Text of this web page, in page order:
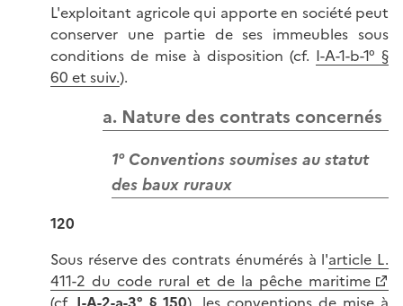
L'exploitant agricole qui apporte en société peut
conserver une partie de ses immeubles sous
conditions de mise à disposition (cf. I-A-1-b-1° §
60 et suiv.).
a. Nature des contrats concernés
1° Conventions soumises au statut
des baux ruraux
120
Sous réserve des contrats énumérés à l'article L.
411-2 du code rural et de la pêche maritime